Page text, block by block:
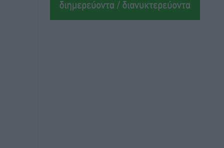
Εθνικός Αρχίπολης: Μεγάλο βήμα
προόδου η ίδρυση Ακαδημίας